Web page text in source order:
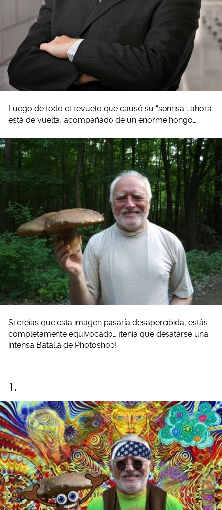
Luego de todo el revuelo que causó su “sonrisa”, ahora
está de vuelta, acompañado de un enorme hongo…
Si creías que esta imagen pasaría desapercibida, estás
completamente equivocado… ¡tenía que desatarse una
intensa Batalla de Photoshop!
1.